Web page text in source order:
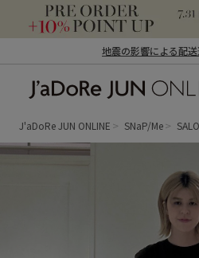
地震の影響による配
ン オンライン）
J'aDoRe JUN ONLINE SNaP/Me